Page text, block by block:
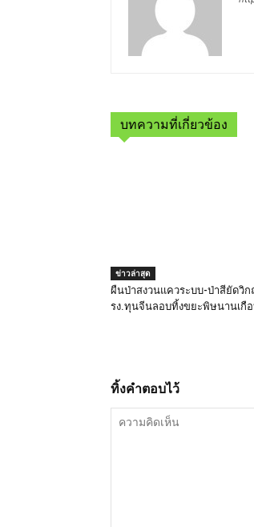
บทความที่เกี่ยวข้อง
ข่าวล่าสุด
ผืนป่าสงวนแควระบบ-ป่าสียัดวิก
รง.ทุนจีนลอบทิ้งขยะพิษนานเกื
ทิ้งคำตอบไว้